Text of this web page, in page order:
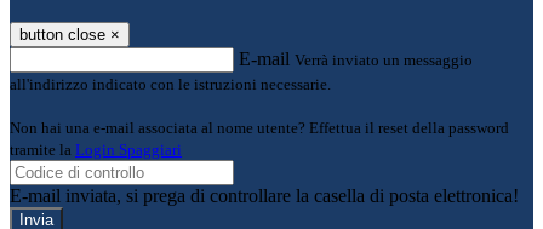
button close ×
E-mail Verrà inviato un messaggio
all'indirizzo indicato con le istruzioni necessarie.
Non hai una e-mail associata al nome utente? Effettua il reset della password
tramite la Login Spaggiari
E-mail inviata, si prega di controllare la casella di posta elettronica!